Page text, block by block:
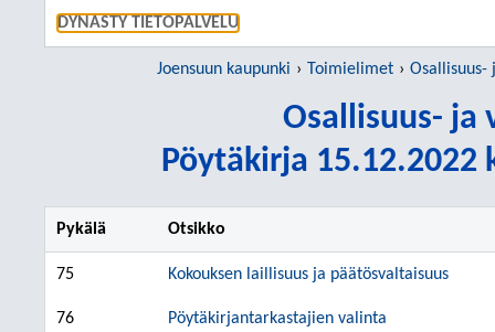
DYNASTY TIETOPALVELU
Joensuun kaupunki Toimielimet Osallisuus-
Osallisuus- ja
Pöytäkirja 15.12.2022
Pykälä Otsikko
75 Kokouksen laillisuus ja päätösvaltaisuus
76 Pöytäkirjantarkastajien valinta